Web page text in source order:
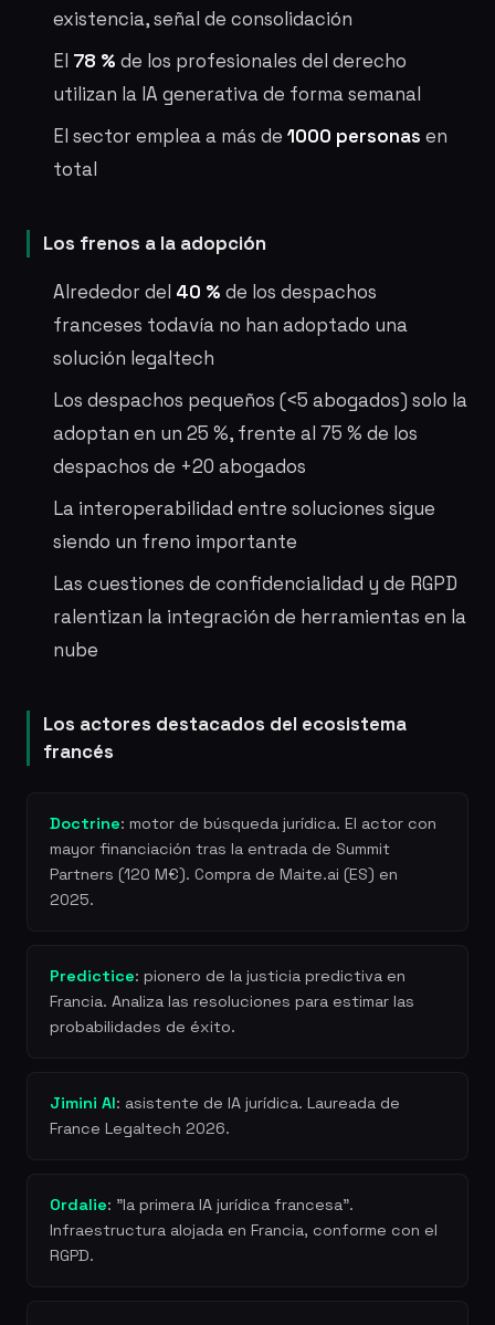
existencia, señal de consolidación
El 78 % de los profesionales del derecho
utilizan la IA generativa de forma semanal
El sector emplea a más de 1000 personas en
total
Los frenos a la adopción
Alrededor del 40 % de los despachos
franceses todavía no han adoptado una
solución legaltech
Los despachos pequeños (<5 abogados) solo la
adoptan en un 25 %, frente al 75 % de los
despachos de +20 abogados
La interoperabilidad entre soluciones sigue
siendo un freno importante
Las cuestiones de confidencialidad y de RGPD
ralentizan la integración de herramientas en la
nube
Los actores destacados del ecosistema
francés
Doctrine: motor de búsqueda jurídica. El actor con
mayor financiación tras la entrada de Summit
Partners (120 M€). Compra de Maite.ai (ES) en
2025.
Predictice: pionero de la justicia predictiva en
Francia. Analiza las resoluciones para estimar las
probabilidades de éxito.
Jimini AI: asistente de IA jurídica. Laureada de
France Legaltech 2026.
Ordalie: "la primera IA jurídica francesa".
Infraestructura alojada en Francia, conforme con el
RGPD.